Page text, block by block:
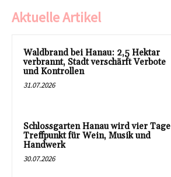
Aktuelle Artikel
Waldbrand bei Hanau: 2,5 Hektar
verbrannt, Stadt verschärft Verbote
und Kontrollen
31.07.2026
Schlossgarten Hanau wird vier Tage
Treffpunkt für Wein, Musik und
Handwerk
30.07.2026